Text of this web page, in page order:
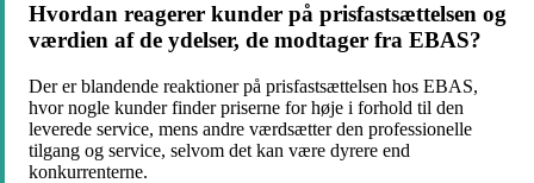
Hvordan reagerer kunder på prisfastsættelsen og
værdien af de ydelser, de modtager fra EBAS?
Der er blandende reaktioner på prisfastsættelsen hos EBAS,
hvor nogle kunder finder priserne for høje i forhold til den
leverede service, mens andre værdsætter den professionelle
tilgang og service, selvom det kan være dyrere end
konkurrenterne.